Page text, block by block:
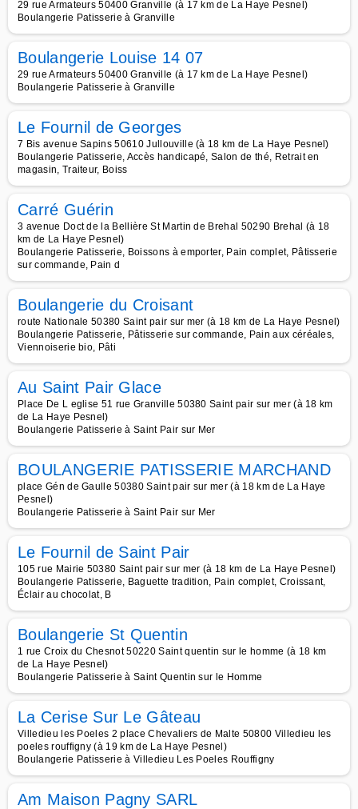
29 rue Armateurs 50400 Granville (à 17 km de La Haye Pesnel)
Boulangerie Patisserie à Granville
Boulangerie Louise 14 07
29 rue Armateurs 50400 Granville (à 17 km de La Haye Pesnel)
Boulangerie Patisserie à Granville
Le Fournil de Georges
7 Bis avenue Sapins 50610 Jullouville (à 18 km de La Haye Pesnel)
Boulangerie Patisserie, Accès handicapé, Salon de thé, Retrait en
magasin, Traiteur, Boiss
Carré Guérin
3 avenue Doct de la Bellière St Martin de Brehal 50290 Brehal (à 18
km de La Haye Pesnel)
Boulangerie Patisserie, Boissons à emporter, Pain complet, Pâtisserie
sur commande, Pain d
Boulangerie du Croisant
route Nationale 50380 Saint pair sur mer (à 18 km de La Haye Pesnel)
Boulangerie Patisserie, Pâtisserie sur commande, Pain aux céréales,
Viennoiserie bio, Pâti
Au Saint Pair Glace
Place De L eglise 51 rue Granville 50380 Saint pair sur mer (à 18 km
de La Haye Pesnel)
Boulangerie Patisserie à Saint Pair sur Mer
BOULANGERIE PATISSERIE MARCHAND
place Gén de Gaulle 50380 Saint pair sur mer (à 18 km de La Haye
Pesnel)
Boulangerie Patisserie à Saint Pair sur Mer
Le Fournil de Saint Pair
105 rue Mairie 50380 Saint pair sur mer (à 18 km de La Haye Pesnel)
Boulangerie Patisserie, Baguette tradition, Pain complet, Croissant,
Éclair au chocolat, B
Boulangerie St Quentin
1 rue Croix du Chesnot 50220 Saint quentin sur le homme (à 18 km
de La Haye Pesnel)
Boulangerie Patisserie à Saint Quentin sur le Homme
La Cerise Sur Le Gâteau
Villedieu les Poeles 2 place Chevaliers de Malte 50800 Villedieu les
poeles rouffigny (à 19 km de La Haye Pesnel)
Boulangerie Patisserie à Villedieu Les Poeles Rouffigny
Am Maison Pagny SARL